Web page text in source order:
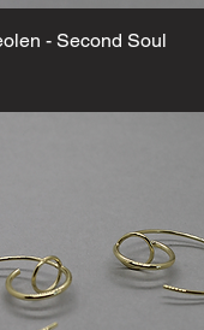
Schnellansicht
- Second Soul